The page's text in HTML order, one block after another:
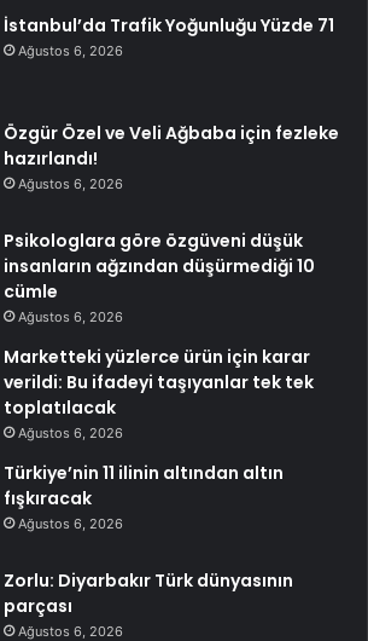
İstanbul’da Trafik Yoğunluğu Yüzde 71
Ağustos 6, 2026
Özgür Özel ve Veli Ağbaba için fezleke
hazırlandı!
Ağustos 6, 2026
Psikologlara göre özgüveni düşük
insanların ağzından düşürmediği 10
cümle
Ağustos 6, 2026
Marketteki yüzlerce ürün için karar
verildi: Bu ifadeyi taşıyanlar tek tek
toplatılacak
Ağustos 6, 2026
Türkiye’nin 11 ilinin altından altın
fışkıracak
Ağustos 6, 2026
Zorlu: Diyarbakır Türk dünyasının
parçası
Ağustos 6, 2026